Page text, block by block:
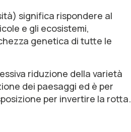
significa rispondere al
e gli ecosistemi,
genetica di tutte le
riduzione della varietà
dei paesaggi ed è per
per invertire la rotta.